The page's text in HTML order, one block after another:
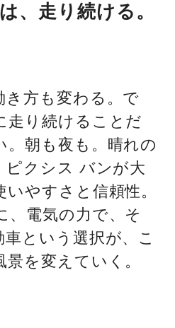
、走り続ける。
き方も変わる。で
走り続けることだ
。朝も夜も。晴れの
ピクシス バンが大
やすさと信頼性。
、電気の力で、そ
という選択が、こ
を変えていく。